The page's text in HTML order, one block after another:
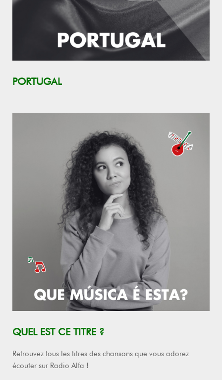
PORTUGAL
QUEL EST CE TITRE ?
Retrouvez tous les titres des chansons que vous adorez
écouter sur Radio Alfa !